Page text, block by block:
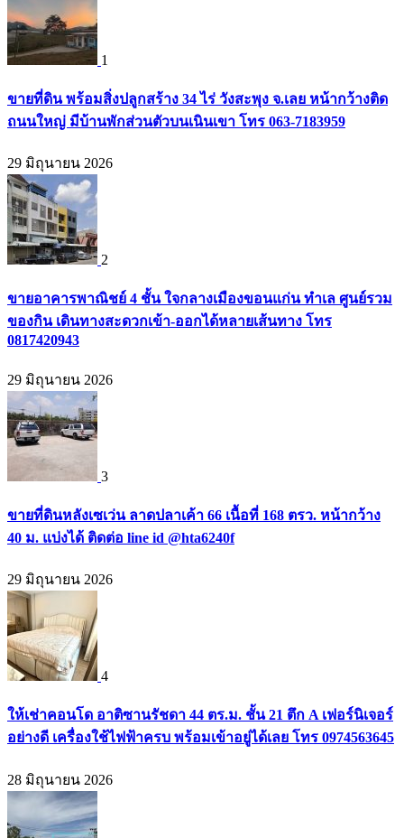
1
ขายที่ดิน พร้อมสิ่งปลูกสร้าง 34 ไร่ วังสะพุง จ.เลย หน้ากว้างติด
ถนนใหญ่ มีบ้านพักส่วนตัวบนเนินเขา โทร 063-7183959
29 มิถุนายน 2026
2
ขายอาคารพาณิชย์ 4 ชั้น ใจกลางเมืองขอนแก่น ทำเล ศูนย์รวม
ของกิน เดินทางสะดวกเข้า-ออกได้หลายเส้นทาง โทร
0817420943
29 มิถุนายน 2026
3
ขายที่ดินหลังเซเว่น ลาดปลาเค้า 66 เนื้อที่ 168 ตรว. หน้ากว้าง
40 ม. แบ่งได้ ติดต่อ line id @hta6240f
29 มิถุนายน 2026
4
ให้เช่าคอนโด อาติซานรัชดา 44 ตร.ม. ชั้น 21 ตึก A เฟอร์นิเจอร์
อย่างดี เครื่องใช้ไฟฟ้าครบ พร้อมเข้าอยู่ได้เลย โทร 0974563645
28 มิถุนายน 2026